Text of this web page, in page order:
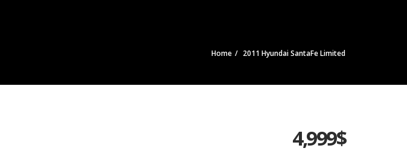
Home 2011 Hyundai SantaFe Limited
4,999$